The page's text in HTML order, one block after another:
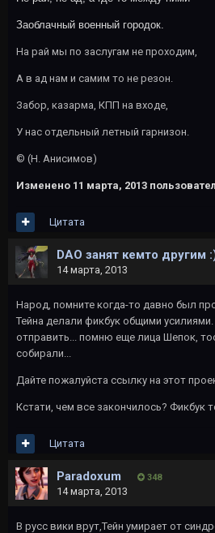
Заоблачный военный городок.
На рай мы по заслугам не проходим,
А в ад нам и самим то не резон.
Забор, казарма, КПП на входе,
У нас отдельный летный гарнизон.
© (Н. Анисимов)
Изменено 11 марта, 2013
Цитата
DAO занят кемто другим
14 марта, 2013
Народ, помните когда-то давно был
Тейна делали фикбук общими
отправить... помню еще лица Шепок,
собирали...
Дайте пожалуйста ссылку на этот
Кстати, чем все закончилось? Фикбук
Цитата
Paradoxum 348
14 марта, 2013
В русс вики врут,Тейн умирает от